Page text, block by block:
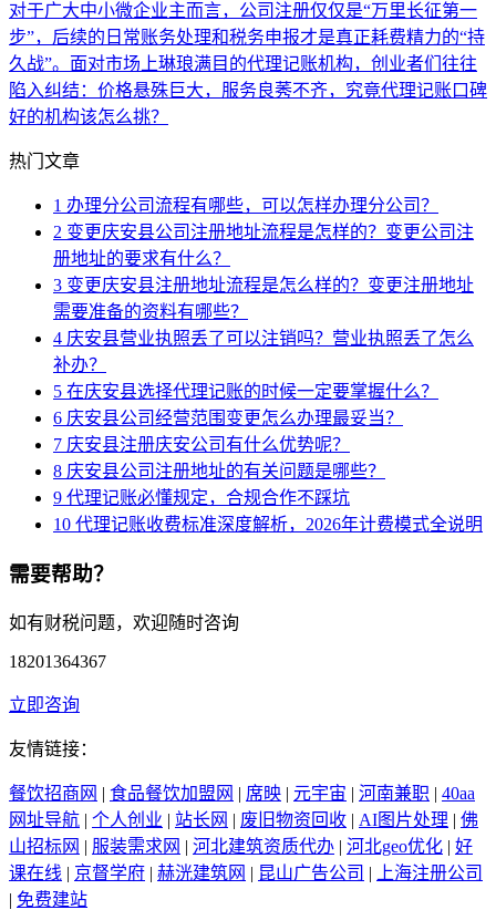
对于广大中小微企业主而言，公司注册仅仅是“万里长征第一
步”，后续的日常账务处理和税务申报才是真正耗费精力的“持
久战”。面对市场上琳琅满目的代理记账机构，创业者们往往
陷入纠结：价格悬殊巨大，服务良莠不齐，究竟代理记账口碑
好的机构该怎么挑？
热门文章
1 办理分公司流程有哪些，可以怎样办理分公司？
2 变更庆安县公司注册地址流程是怎样的？变更公司注
册地址的要求有什么？
3 变更庆安县注册地址流程是怎么样的？变更注册地址
需要准备的资料有哪些？
4 庆安县营业执照丢了可以注销吗？营业执照丢了怎么
补办？
5 在庆安县选择代理记账的时候一定要掌握什么？
6 庆安县公司经营范围变更怎么办理最妥当？
7 庆安县注册庆安公司有什么优势呢？
8 庆安县公司注册地址的有关问题是哪些？
9 代理记账必懂规定，合规合作不踩坑
10 代理记账收费标准深度解析，2026年计费模式全说明
需要帮助？
如有财税问题，欢迎随时咨询
18201364367
立即咨询
友情链接：
餐饮招商网 | 食品餐饮加盟网 | 席映 | 元宇宙 | 河南兼职 | 40aa
网址导航 | 个人创业 | 站长网 | 废旧物资回收 | AI图片处理 | 佛
山招标网 | 服装需求网 | 河北建筑资质代办 | 河北geo优化 | 好
课在线 | 京督学府 | 赫洸建筑网 | 昆山广告公司 |
上海注册公司
| 免费建站